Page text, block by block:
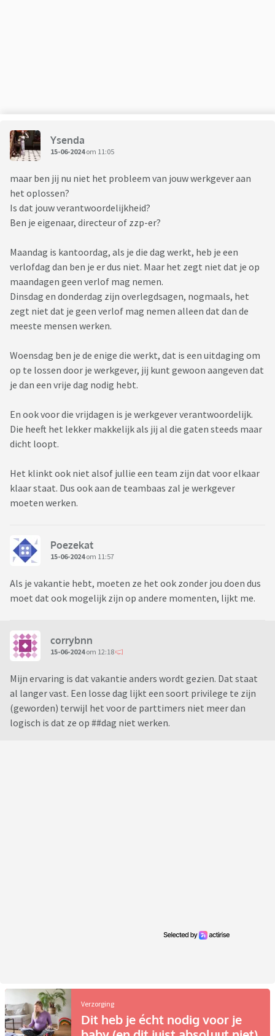
Ysenda
15-06-2024om 11:05
maar ben jij nu niet het probleem van jouw werkgever aan
het oplossen?
Is dat jouw verantwoordelijkheid?
Ben je eigenaar, directeur of zzp-er?
Maandag is kantoordag, als je die dag werkt, heb je een
verlofdag dan ben je er dus niet. Maar het zegt niet dat je op
maandagen geen verlof mag nemen.
Dinsdag en donderdag zijn overlegdsagen, nogmaals, het
zegt niet dat je geen verlof mag nemen alleen dat dan de
meeste mensen werken.
Woensdag ben je de enige die werkt, dat is een uitdaging om
op te lossen door je werkgever, jij kunt gewoon aangeven dat
je dan een vrije dag nodig hebt.
En ook voor die vrijdagen is je werkgever verantwoordelijk.
Die heeft het lekker makkelijk als jij al die gaten steeds maar
dicht loopt.
Het klinkt ook niet alsof jullie een team zijn dat voor elkaar
klaar staat. Dus ook aan de teambaas zal je werkgever
moeten werken.
Poezekat
15-06-2024om 11:57
Als je vakantie hebt, moeten ze het ook zonder jou doen dus
moet dat ook mogelijk zijn op andere momenten, lijkt me.
corrybnn
15-06-2024om 12:18
Mijn ervaring is dat vakantie anders wordt gezien. Dat staat
al langer vast. Een losse dag lijkt een soort privilege te zijn
(geworden) terwijl het voor de parttimers niet meer dan
logisch is dat ze op ##dag niet werken.
Verzorging
Dit heb je écht nodig voor je